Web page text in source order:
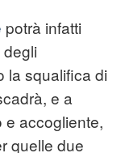
potrà infatti
la squalifica di
e a
e accogliente,
quelle due